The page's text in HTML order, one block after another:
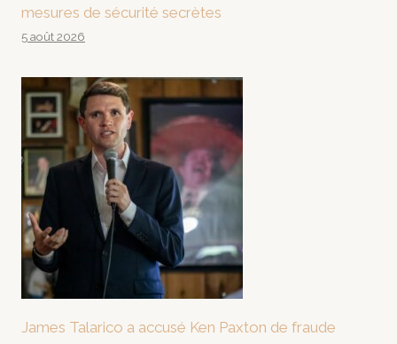
mesures de sécurité secrètes
5 août 2026
James Talarico a accusé Ken Paxton de fraude